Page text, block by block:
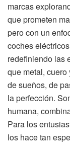
marcas
que prometen
pero con un
coches
redefiniendo las
que metal,
de sueños, de
la perfección.
humana,
Para los
los hace tan